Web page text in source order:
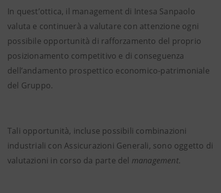
In quest’ottica, il management di Intesa Sanpaolo
valuta e continuerà a valutare con attenzione ogni
possibile opportunità di rafforzamento del proprio
posizionamento competitivo e di conseguenza
dell’andamento prospettico economico-patrimoniale
del Gruppo.
Tali opportunità, incluse possibili combinazioni
industriali con Assicurazioni Generali, sono oggetto di
valutazioni in corso da parte del management.